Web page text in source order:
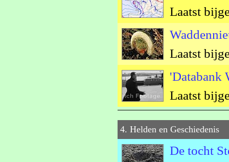
Laatst
Laatst
'Databank
Laatst
4. Helden en Geschiedenis
De tocht